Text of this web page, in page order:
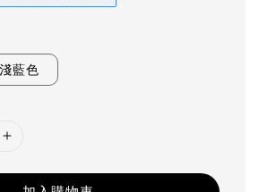
淺藍色